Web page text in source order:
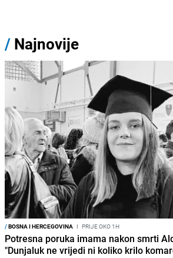
/ Najnovije
/BOSNA I HERCEGOVINA I PRIJE OKO 1H
Potresna poruka imama nakon smrti
"Dunjaluk ne vrijedi ni koliko krilo